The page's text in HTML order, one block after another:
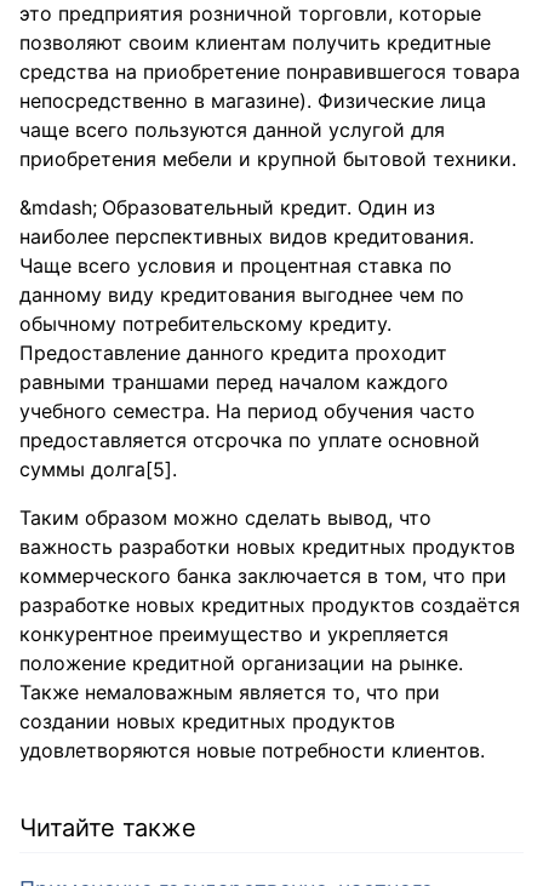
это предприятия розничной торговли, которые
позволяют своим клиентам получить кредитные
средства на приобретение понравившегося товара
непосредственно в магазине). Физические лица
чаще всего пользуются данной услугой для
приобретения мебели и крупной бытовой техники.
Образовательный кредит. Один из
наиболее перспективных видов кредитования.
Чаще всего условия и процентная ставка по
данному виду кредитования выгоднее чем по
обычному потребительскому кредиту.
Предоставление данного кредита проходит
равными траншами перед началом каждого
учебного семестра. На период обучения часто
предоставляется отсрочка по уплате основной
суммы долга[5].
Таким образом можно сделать вывод, что
важность разработки новых кредитных продуктов
коммерческого банка заключается в том, что при
разработке новых кредитных продуктов создаётся
конкурентное преимущество и укрепляется
положение кредитной организации на рынке.
Также немаловажным является то, что при
создании новых кредитных продуктов
удовлетворяются новые потребности клиентов.
Читайте также